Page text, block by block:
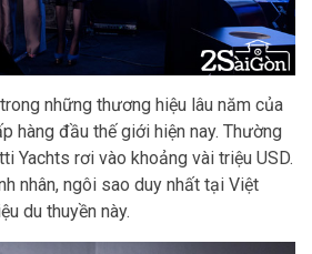
những thương hiệu lâu năm của
hàng đầu thế giới hiện nay. Thường
Yachts rơi vào khoảng vài triệu USD.
nhân, ngôi sao duy nhất tại Việt
du thuyền này.